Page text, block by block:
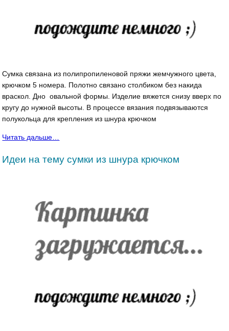
Сумка связана из полипропиленовой пряжи жемчужного цвета,
крючком 5 номера. Полотно связано столбиком без накида
враскол. Дно овальной формы. Изделие вяжется снизу вверх по
кругу до нужной высоты. В процессе вязания подвязываются
полукольца для крепления из шнура крючком
Читать дальше…
Идеи на тему сумки из шнура крючком